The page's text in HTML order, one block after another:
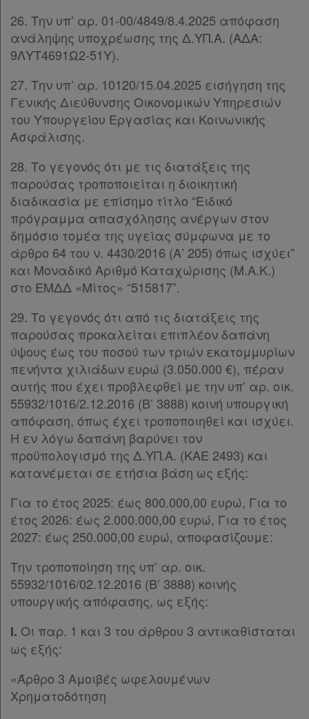
26. Την υπ’ αρ. 01-00/4849/8.4.2025 απόφαση
ανάληψης υποχρέωσης της Δ.ΥΠ.Α. (ΑΔΑ:
9ΛΥΤ4691Ω2-51Υ).
27. Την υπ’ αρ. 10120/15.04.2025 εισήγηση της
Γενικής Διεύθυνσης Οικονομικών Υπηρεσιών
του Υπουργείου Εργασίας και Κοινωνικής
Ασφάλισης.
28. Το γεγονός ότι με τις διατάξεις της
παρούσας τροποποιείται η διοικητική
διαδικασία με επίσημο τίτλο “Ειδικό
πρόγραμμα απασχόλησης ανέργων στον
δημόσιο τομέα της υγείας σύμφωνα με το
άρθρο 64 του ν. 4430/2016 (Α’ 205) όπως ισχύει”
και Μοναδικό Αριθμό Καταχώρισης (Μ.Α.Κ.)
στο ΕΜΔΔ «Μίτος» “515817”.
29. Το γεγονός ότι από τις διατάξεις της
παρούσας προκαλείται επιπλέον δαπάνη
ύψους έως του ποσού των τριών εκατομμυρίων
πενήντα χιλιάδων ευρώ (3.050.000 €), πέραν
αυτής που έχει προβλεφθεί με την υπ’ αρ. οικ.
55932/1016/2.12.2016 (Β’ 3888) κοινή υπουργική
απόφαση, όπως έχει τροποποιηθεί και ισχύει.
Η εν λόγω δαπάνη βαρύνει τον
προϋπολογισμό της Δ.ΥΠ.Α. (ΚΑΕ 2493) και
κατανέμεται σε ετήσια βάση ως εξής:
Για το έτος 2025: έως 800.000,00 ευρώ, Για το
έτος 2026: έως 2.000.000,00 ευρώ, Για το έτος
2027: έως 250.000,00 ευρώ, αποφασίζουμε:
Την τροποποίηση της υπ’ αρ. οικ.
55932/1016/02.12.2016 (Β’ 3888) κοινής
υπουργικής απόφασης, ως εξής:
Ι. Οι παρ. 1 και 3 του άρθρου 3 αντικαθίσταται
ως εξής:
«Άρθρο 3 Αμοιβές ωφελουμένων
Χρηματοδότηση